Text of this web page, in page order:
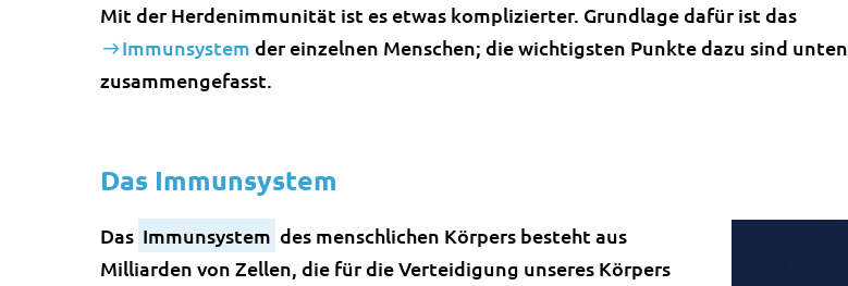
Mit der Herdenimmunität ist es etwas komplizierter. Grundlage dafür ist das
Immunsystem der einzelnen Menschen; die wichtigsten Punkte dazu sind unten
zusammengefasst.
Das Immunsystem
Das Immunsystem des menschlichen Körpers besteht aus
Milliarden von Zellen, die für die Verteidigung unseres Körpers